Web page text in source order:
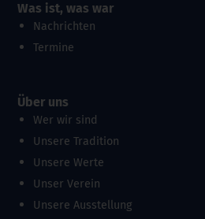
Was ist, was war
Nachrichten
Termine
Über uns
Wer wir sind
Unsere Tradition
Unsere Werte
Unser Verein
Unsere Ausstellung